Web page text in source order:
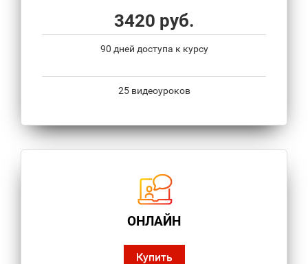
3420 руб.
90 дней доступа к курсу
25 видеоуроков
ОНЛАЙН
Купить